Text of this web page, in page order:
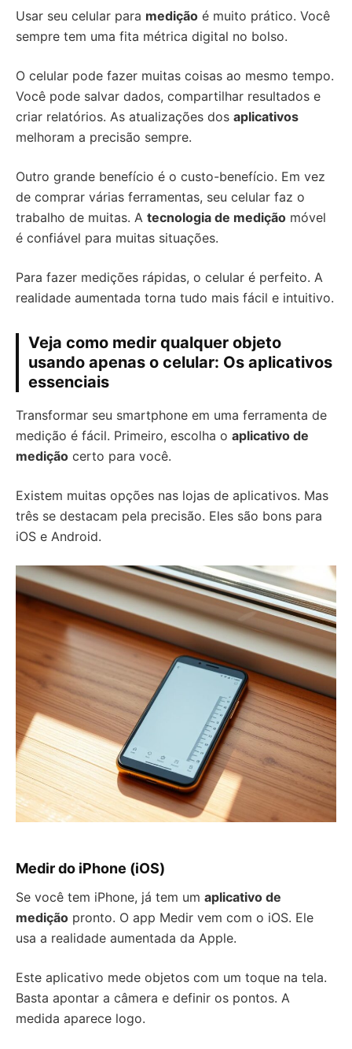
Usar seu celular para medição é muito prático. Você
sempre tem uma fita métrica digital no bolso.
O celular pode fazer muitas coisas ao mesmo tempo.
Você pode salvar dados, compartilhar resultados e
criar relatórios. As atualizações dos aplicativos
melhoram a precisão sempre.
Outro grande benefício é o custo-benefício. Em vez
de comprar várias ferramentas, seu celular faz o
trabalho de muitas. A tecnologia de medição móvel
é confiável para muitas situações.
Para fazer medições rápidas, o celular é perfeito. A
realidade aumentada torna tudo mais fácil e intuitivo.
Veja como medir qualquer objeto
usando apenas o celular: Os aplicativos
essenciais
Transformar seu smartphone em uma ferramenta de
medição é fácil. Primeiro, escolha o aplicativo de
medição certo para você.
Existem muitas opções nas lojas de aplicativos. Mas
três se destacam pela precisão. Eles são bons para
iOS e Android.
Medir do iPhone (iOS)
Se você tem iPhone, já tem um aplicativo de
medição pronto. O app Medir vem com o iOS. Ele
usa a realidade aumentada da Apple.
Este aplicativo mede objetos com um toque na tela.
Basta apontar a câmera e definir os pontos. A
medida aparece logo.